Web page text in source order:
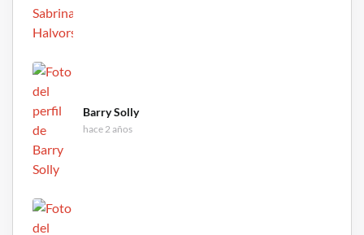
Barry Solly
hace 2 años